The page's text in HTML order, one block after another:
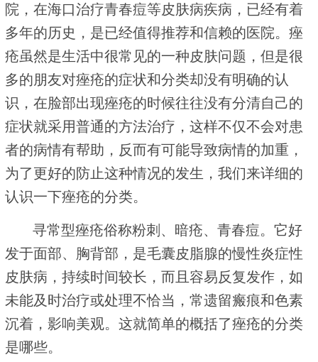
院，在海口治疗青春痘等皮肤病疾病，已经有着
多年的历史，是已经值得推荐和信赖的医院。痤
疮虽然是生活中很常见的一种皮肤问题，但是很
多的朋友对痤疮的症状和分类却没有明确的认
识，在脸部出现痤疮的时候往往没有分清自己的
症状就采用普通的方法治疗，这样不仅不会对患
者的病情有帮助，反而有可能导致病情的加重，
为了更好的防止这种情况的发生，我们来详细的
认识一下痤疮的分类。
寻常型痤疮俗称粉刺、暗疮、青春痘。它好
发于面部、胸背部，是毛囊皮脂腺的慢性炎症性
皮肤病，持续时间较长，而且容易反复发作，如
未能及时治疗或处理不恰当，常遗留瘢痕和色素
沉着，影响美观。这就简单的概括了痤疮的分类
是哪些。